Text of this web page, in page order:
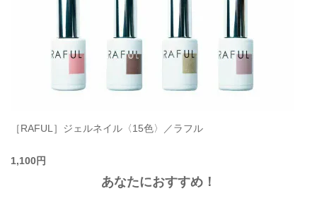
［RAFUL］ジェルネイル〈15色〉／ラフル
1,100円
あなたにおすすめ！